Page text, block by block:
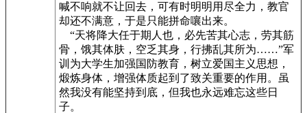
喊不响就不让回去，可有时明明用尽全力，教官
却还不满意，于是只能拼命嚷出来。
“天将降大任于期人也，必先苦其心志，劳其筋
骨，饿其体肤，空乏其身，行拂乱其所为……”军
训为大学生加强国防教育，树立爱国主义思想，
煅炼身体，增强体质起到了致关重要的作用。虽
然我没有能坚持到底，但我也永远难忘这些日
子。